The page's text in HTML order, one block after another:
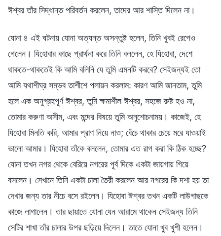
ঈশ্বর তাঁর সিদ্ধান্ত পরিবর্তন করলেন, তাদের আর শাস্তি দিলেন না।
যোনা ৪ এই ঘটনায় যোনা অত্যন্ত অসন্তুষ্ট হলেন, তিনি খুবই রেগেও
গেলেন। যিহোবার কাছে প্রার্থনা করে তিনি বললেন, হে যিহোবা, দেশে
থাকতে-থাকতেই কি আমি বলিনি যে তুমি এমনটি করবে? সেইজন্যই তো
আমি যথাশীঘ্র সম্ভব তার্শীশে পলায়ন করলাম: কারণ আমি জানতাম, তুমি
হলে এক অনুগ্রহপূর্ণ ঈশ্বর, তুমি ক্ষমাশীল ঈশ্বর, সহজে রুষ্ট হও না,
তোমার করুণা অসীম, এবং মন্দের বিষয়ে তুমি অনুশোচনাময়। কাজেই, হে
যিহোবা মিনতি করি, আমার প্রাণ নিয়ে নাও; বেঁচে থাকার চেয়ে মরে যাওয়াই
ভালো আমার। যিহোবা তাঁকে বললেন, তোমার এত রাগ করা কি ঠিক হচ্ছে?
যোনা তখন নগর থেকে বেরিয়ে নগরের পূর্ব দিকে একটা জায়গায় গিয়ে
বসলেন। সেখানে তিনি একটা চালা তৈরী করলেন আর নগরের কি দশা হয় তা
দেখার জন্য তার নীচে বসে রইলেন। যিহোবা ঈশ্বর তখন একটি লাউগাছকে
কাজে লাগালেন। তার ছায়াতে যোনা যেন আরামে থাকেন সেইজন্য তিনি
সেটির শাখা তাঁর চালার উপর ছড়িয়ে দিলেন। তাতে যোনা খুব খুশী হলেন।